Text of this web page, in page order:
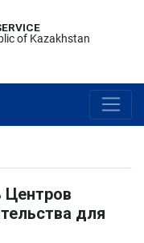
of Kazakhstan
Центров
для